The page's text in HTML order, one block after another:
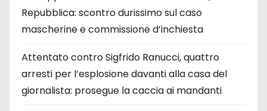
Repubblica: scontro durissimo sul caso
mascherine e commissione d’inchiesta
Attentato contro Sigfrido Ranucci, quattro
arresti per l’esplosione davanti alla casa del
giornalista: prosegue la caccia ai mandanti